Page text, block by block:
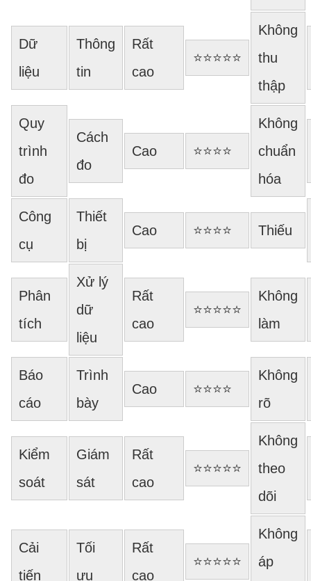
Dữ
liệu
Thông
tin
Rất
cao
⭐⭐⭐⭐⭐
Không
thu
thập
Quy
trình
đo
Cách
đo
Cao ⭐⭐⭐⭐
Không
chuẩn
hóa
Công
cụ
Thiết
bị
Cao ⭐⭐⭐⭐ Thiếu
Phân
tích
Xử lý
dữ
liệu
Rất
cao
⭐⭐⭐⭐⭐
Không
làm
Báo
cáo
Trình
bày
Cao ⭐⭐⭐⭐
Không
rõ
Kiểm
soát
Giám
sát
Rất
cao
⭐⭐⭐⭐⭐
Không
theo
dõi
Cải
tiến
Tối
ưu
Rất
cao
⭐⭐⭐⭐⭐
Không
áp